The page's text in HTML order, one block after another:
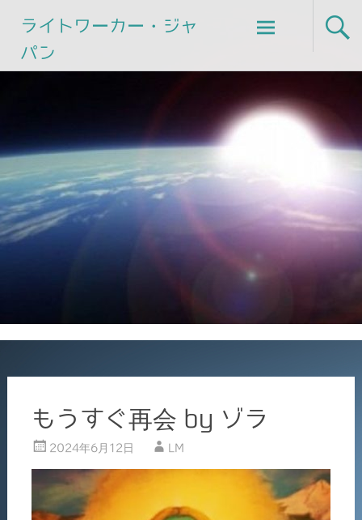
ライトワーカー・ジャ
パン
Skip
to
もうすぐ再会 by ゾラ
2024年6月12日 LM